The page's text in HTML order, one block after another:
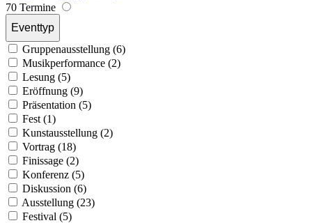
70 Termine
Eventtyp
Gruppenausstellung (6)
Musikperformance (2)
Lesung (5)
Eröffnung (9)
Präsentation (5)
Fest (1)
Kunstausstellung (2)
Vortrag (18)
Finissage (2)
Konferenz (5)
Diskussion (6)
Ausstellung (23)
Festival (5)